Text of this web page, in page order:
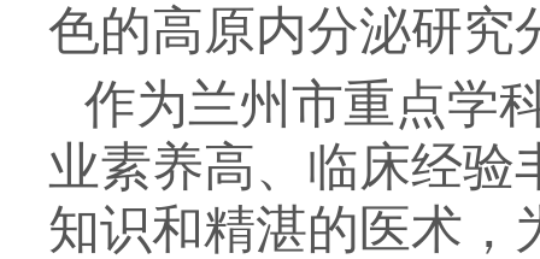
色的高原内分泌研究
作为兰州市重点学
业素养高、临床经验
知识和精湛的医术，